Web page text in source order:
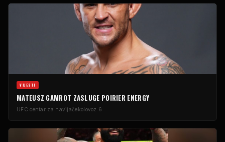
VIJESTI
MATEUSZ GAMROT ZASLUGE POIRIER ENERGY
UFC centar za navijačekolovoz 6